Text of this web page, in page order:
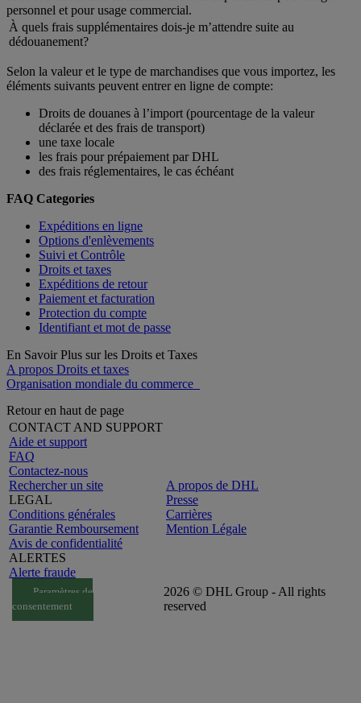
personnel et pour usage commercial.
À quels frais supplémentaires dois-je m’attendre suite au
dédouanement?
Selon la valeur et le type de marchandises que vous importez, les
éléments suivants peuvent entrer en ligne de compte:
Droits de douanes à l’import (pourcentage de la valeur
déclarée et des frais de transport)
une taxe locale
les frais pour prépaiement par DHL
des frais réglementaires, le cas échéant
FAQ Categories
Expéditions en ligne
Options d'enlèvements
Suivi et Contrôle
Droits et taxes
Expéditions de retour
Paiement et facturation
Protection du compte
Identifiant et mot de passe
En Savoir Plus sur les Droits et Taxes
A propos Droits et taxes
Organisation mondiale du commerce
Retour en haut de page
CONTACT AND SUPPORT
Aide et support
FAQ
Contactez-nous
Rechercher un site
LEGAL
Conditions générales
Garantie Remboursement
Avis de confidentialité
ALERTES
Alerte fraude
A propos de DHL
Presse
Carrières
Mention Légale
Paramètres de
consentement
2026 © DHL Group - All rights
reserved